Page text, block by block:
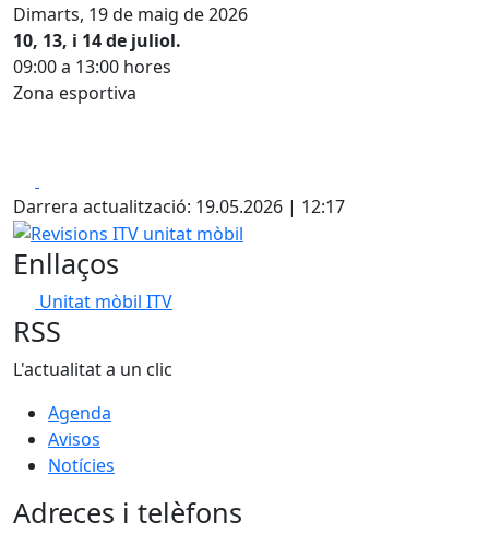
Dimarts, 19 de maig de 2026
10, 13, i 14 de juliol.
09:00 a 13:00 hores
Zona esportiva
Darrera actualització: 19.05.2026 | 12:17
Revisions ITV unitat mòbil
Enllaços
Unitat mòbil ITV
RSS
L'actualitat a un clic
Agenda
Avisos
Notícies
Adreces i telèfons